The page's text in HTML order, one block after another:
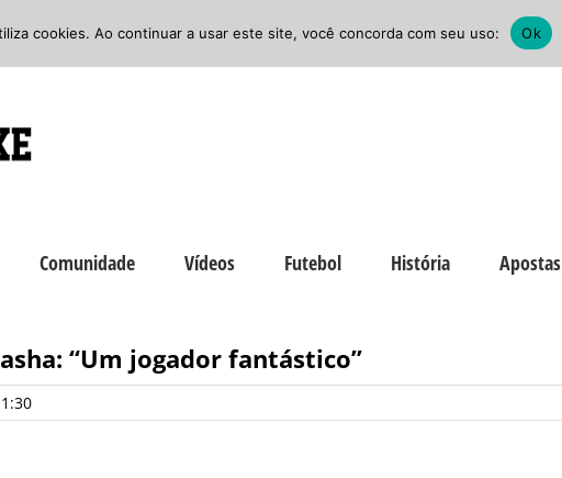
Comunidade Vídeos Futebol História Apostas
“Um jogador fantástico”
cookies. Ao continuar a usar este site, você concorda com seu uso: Ok